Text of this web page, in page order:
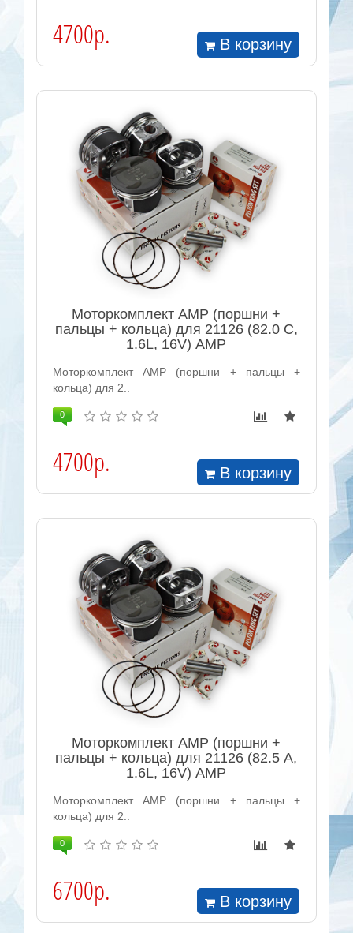
4700р. В корзину
Моторкомплект AMP (поршни +
пальцы + кольца) для 21126 (82.0 С,
1.6L, 16V) AMP
Моторкомплект AMP (поршни + пальцы +
кольца) для 2..
0
4700р. В корзину
Моторкомплект AMP (поршни +
пальцы + кольца) для 21126 (82.5 А,
1.6L, 16V) AMP
Моторкомплект AMP (поршни + пальцы +
кольца) для 2..
0
6700р. В корзину